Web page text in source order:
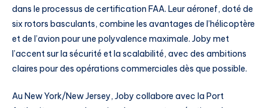
dans le processus de certification FAA. Leur aéronef, doté de
six rotors basculants, combine les avantages de l’hélicoptère
et de l’avion pour une polyvalence maximale. Joby met
l’accent sur la sécurité et la scalabilité, avec des ambitions
claires pour des opérations commerciales dès que possible.
Au New York/New Jersey, Joby collabore avec la Port